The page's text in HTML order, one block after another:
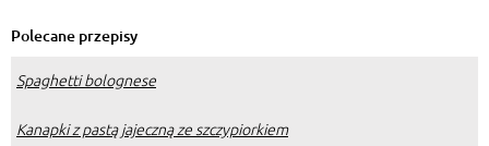
Polecane przepisy
Spaghetti bolognese
Kanapki z pastą jajeczną ze szczypiorkiem